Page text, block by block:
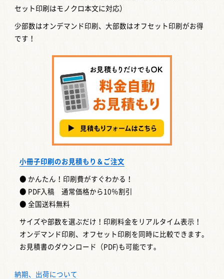
セット印刷はモノクロ本文に対応）
少部数はオンデマンド印刷、大部数はオフセット印刷がお得
です！
小冊子印刷のお見積もり＆ご注文
● かんたん！印刷費がすぐわかる！
● PDF入稿 通常価格から10％割引
● 全国送料無料
サイズや部数を選ぶだけ！印刷料金をリアルタイム表示！
オンデマンド印刷、オフセット印刷を同時に比較できます。
お見積書のダウンロード（PDF)も可能です。
納期、出荷について